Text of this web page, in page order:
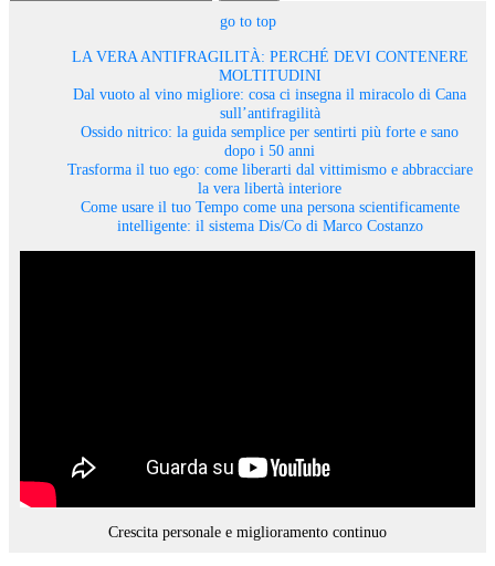
go to top
LA VERA ANTIFRAGILITÀ: PERCHÉ DEVI CONTENERE
MOLTITUDINI
Dal vuoto al vino migliore: cosa ci insegna il miracolo di Cana
sull’antifragilità
Ossido nitrico: la guida semplice per sentirti più forte e sano
dopo i 50 anni
Trasforma il tuo ego: come liberarti dal vittimismo e abbracciare
la vera libertà interiore
Come usare il tuo Tempo come una persona scientificamente
intelligente: il sistema Dis/Co di Marco Costanzo
Crescita personale e miglioramento continuo